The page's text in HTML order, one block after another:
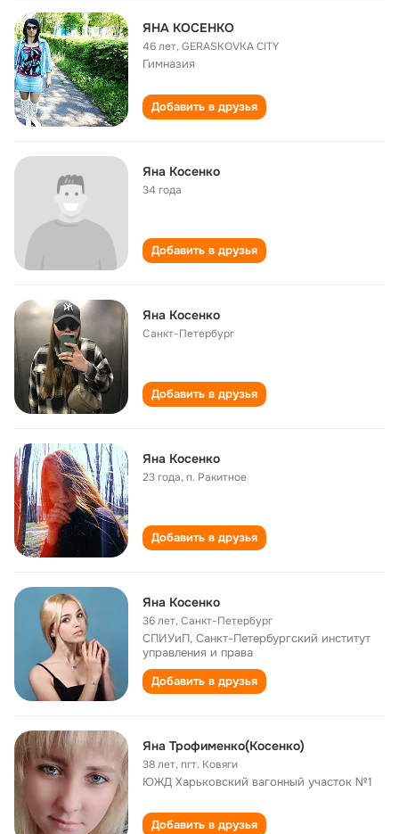
ЯНА КОСЕНКО
46 лет,GERASKOVKA CITY
Гимназия
Добавить в друзья
Яна Косенко
34 года
Добавить в друзья
Яна Косенко
Санкт-Петербург
Добавить в друзья
Яна Косенко
23 года,п. Ракитное
Добавить в друзья
Яна Косенко
36 лет,Санкт-Петербург
СПИУиП, Санкт-Петербургский институт
управления и права
Добавить в друзья
Яна Трофименко(Косенко)
38 лет,пгт. Ковяги
ЮЖД Харьковский вагонный участок №1
Добавить в друзья